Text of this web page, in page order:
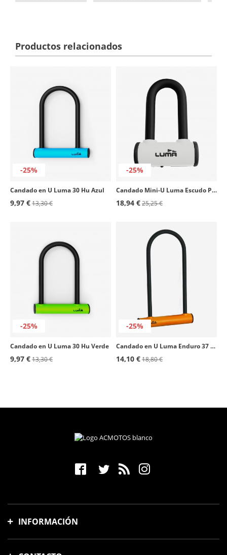
Productos relacionados
-25%
Candado en U Luma 30 Hu Azul
9,97 €13,30 €
-25%
Candado Mini-U Luma Escudo Procombi XL blanco
18,94 €25,25 €
-25%
Candado en U Luma 30 Hu Verde
9,97 €13,30 €
-25%
Candado en U Luma Enduro 37 Hu Naranja
14,10 €18,80 €
INFORMACIÓN